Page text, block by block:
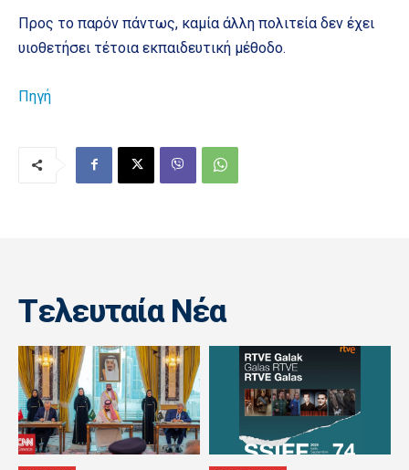
Προς το παρόν πάντως, καμία άλλη πολιτεία δεν έχει
υιοθετήσει τέτοια εκπαιδευτική μέθοδο.
Πηγή
Tελευταία Nέα